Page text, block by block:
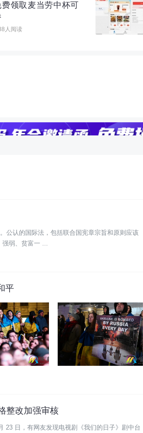
领取麦当劳中杯可
人阅读
公认的国际法，包括联合国宪章宗旨和原则应该
弱、贫富一 ...
平
整改加强审核
23 日，有网友发现电视剧《我们的日子》剧中台